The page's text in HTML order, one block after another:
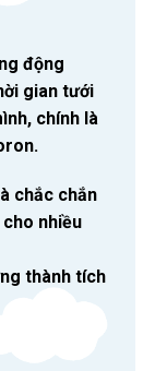
động
gian tưới
chính là
chắc chắn
nhiều
thành tích